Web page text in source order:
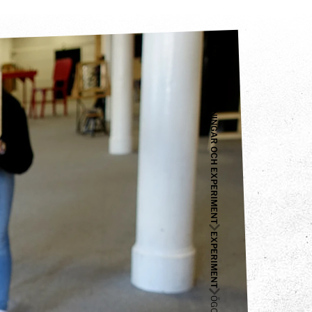
UTSTÄLLNINGAR OCH EXPERIMENT
EXPERIMENT